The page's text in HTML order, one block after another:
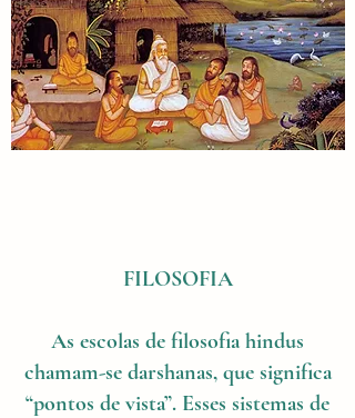
FILOSOFIA
As escolas de filosofia hindus
chamam-se darshanas, que significa
“pontos de vista”. Esses sistemas de